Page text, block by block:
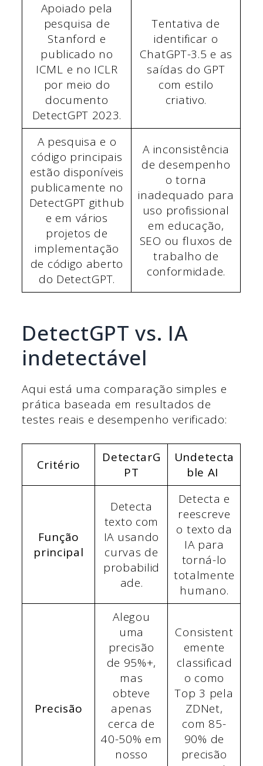
Apoiado pela
pesquisa de
Stanford e
publicado no
ICML e no ICLR
por meio do
documento
DetectGPT 2023.
Tentativa de
identificar o
ChatGPT-3.5 e as
saídas do GPT
com estilo
criativo.
A pesquisa e o
código principais
estão disponíveis
publicamente no
DetectGPT github
e em vários
projetos de
implementação
de código aberto
do DetectGPT.
A inconsistência
de desempenho
o torna
inadequado para
uso profissional
em educação,
SEO ou fluxos de
trabalho de
conformidade.
DetectGPT vs. IA
indetectável
Aqui está uma comparação simples e
prática baseada em resultados de
testes reais e desempenho verificado:
Critério
DetectarG
PT
Undetecta
ble AI
Função
principal
Detecta
texto com
IA usando
curvas de
probabilid
ade.
Detecta e
reescreve
o texto da
IA para
torná-lo
totalmente
humano.
Precisão
Alegou
uma
precisão
de 95%+,
mas
obteve
apenas
cerca de
40-50% em
nosso
Consistent
emente
classificad
o como
Top 3 pela
ZDNet,
com 85-
90% de
precisão